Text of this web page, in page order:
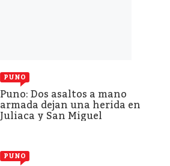
PUNO
Puno: Dos asaltos a mano
armada dejan una herida en
Juliaca y San Miguel
PUNO